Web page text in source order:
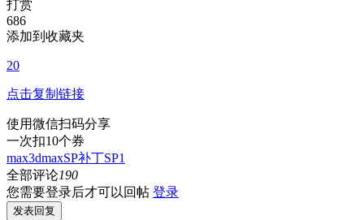
打赏
686
添加到收藏夹
20
点击复制链接
使用微信扫码分享
一次扣10个券
max3dmaxSP补丁SP1
全部评论190
您需要登录后才可以回帖 登录
发表回复